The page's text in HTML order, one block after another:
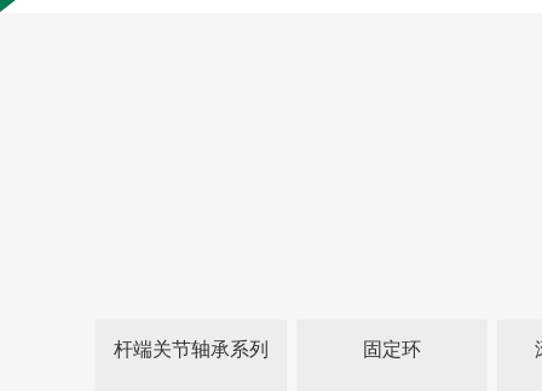
杆端关节轴承系列 固定环